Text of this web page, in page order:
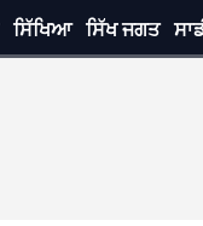
ਸਿੱਖਿਆ ਸਿੱਖ ਜਗਤ